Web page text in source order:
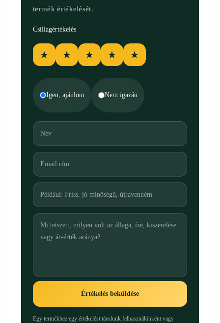
termék értékelését.
Csillagértékelés
★ ★ ★ ★ ★
Igen, ajánlom Nem igazán
Értékelés beküldése
Egy termékhez egy értékelést tárolunk felhasználónként vagy